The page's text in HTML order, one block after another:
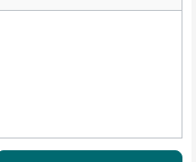
oder benutze die Schaltflächen um die